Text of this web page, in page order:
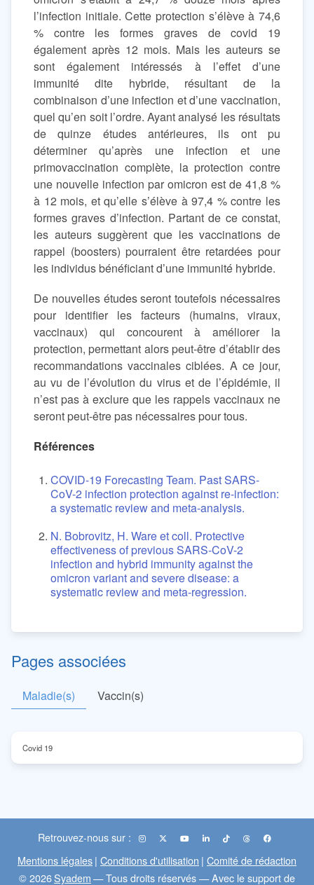
l’infection initiale. Cette protection s’élève à 74,6
% contre les formes graves de covid 19
également après 12 mois. Mais les auteurs se
sont également intéressés à l’effet d’une
immunité dite hybride, résultant de la
combinaison d’une infection et d’une vaccination,
quel qu’en soit l’ordre. Ayant analysé les résultats
de quinze études antérieures, ils ont pu
déterminer qu’après une infection et une
primovaccination complète, la protection contre
une nouvelle infection par omicron est de 41,8 %
à 12 mois, et qu’elle s’élève à 97,4 % contre les
formes graves d’infection. Partant de ce constat,
les auteurs suggèrent que les vaccinations de
rappel (boosters) pourraient être retardées pour
les individus bénéficiant d’une immunité hybride.
De nouvelles études seront toutefois nécessaires
pour identifier les facteurs (humains, viraux,
vaccinaux) qui concourent à améliorer la
protection, permettant alors peut-être d’établir des
recommandations vaccinales ciblées. A ce jour,
au vu de l’évolution du virus et de l’épidémie, il
n’est pas à exclure que les rappels vaccinaux ne
seront peut-être pas nécessaires pour tous.
Références
COVID-19 Forecasting Team. Past SARS-
CoV-2 infection protection against re-infection:
a systematic review and meta-analysis.
N. Bobrovitz, H. Ware et coll. Protective
effectiveness of previous SARS-CoV-2
infection and hybrid immunity against the
omicron variant and severe disease: a
systematic review and meta-regression.
Pages associées
Maladie(s) Vaccin(s)
Covid 19
Retrouvez-nous sur :
Mentions légales| Conditions d'utilisation | Comité de rédaction
© 2026Syadem— Tous droits réservés — Avec le support de